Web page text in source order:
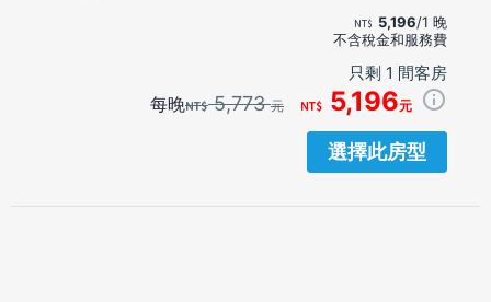
5,196/1 晚
不含稅金和服務費
只剩 1 間客房
每晚 5,773元 5,196元
選擇此房型